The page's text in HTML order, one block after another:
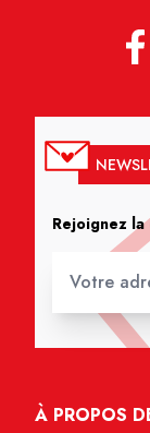
Rejoignez
À PROPOS